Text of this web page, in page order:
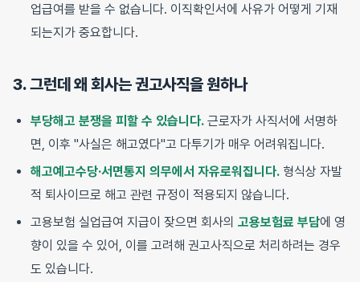
업급여를 받을 수 없습니다. 이직확인서에 사유가 어떻게 기재
되는지가 중요합니다.
3. 그런데 왜 회사는 권고사직을 원하나
부당해고 분쟁을 피할 수 있습니다. 근로자가 사직서에 서명하
면, 이후 "사실은 해고였다"고 다투기가 매우 어려워집니다.
해고예고수당·서면통지 의무에서 자유로워집니다. 형식상 자발
적 퇴사이므로 해고 관련 규정이 적용되지 않습니다.
고용보험 실업급여 지급이 잦으면 회사의 고용보험료 부담에 영
향이 있을 수 있어, 이를 고려해 권고사직으로 처리하려는 경우
도 있습니다.